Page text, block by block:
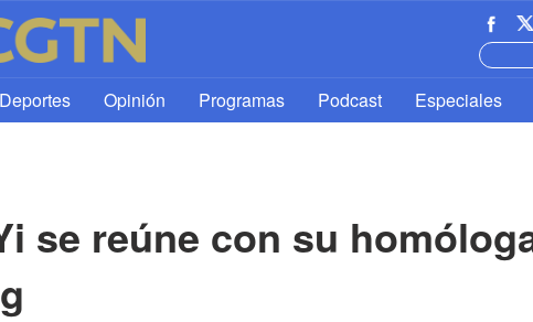
Deportes Opinión Programas Podcast Especiales
se reúne con su